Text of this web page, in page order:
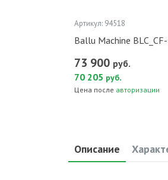
Артикул: 94518
Ballu Machine
73 900 руб.
70 205 руб.
Цена после авторизации
Описание